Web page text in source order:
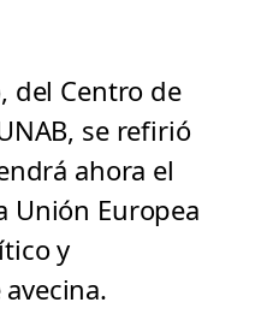
del Centro de
se refirió
ahora el
Unión Europea
y